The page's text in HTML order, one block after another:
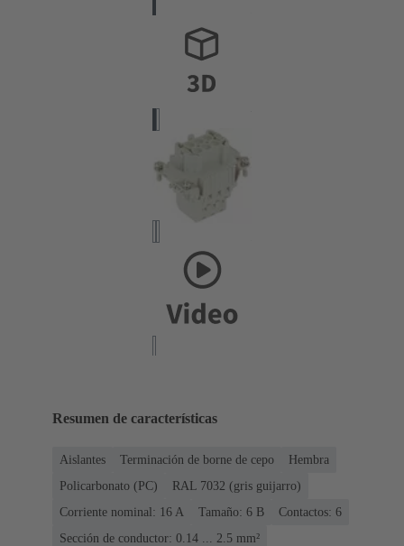
Resumen de características
Aislantes Terminación de borne de cepo
Hembra
Policarbonato (PC)
RAL 7032 (gris guijarro)
Corriente nominal: ‌16 A
Tamaño: 6 B
Contactos: 6
Sección de conductor: 0.14 ... 2.5 mm²